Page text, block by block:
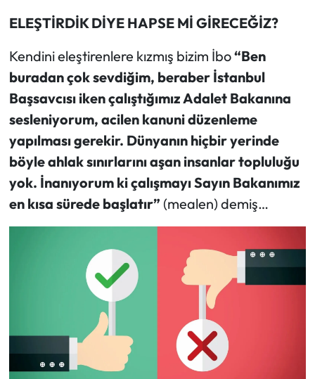
ELEŞTİRDİK DİYE HAPSE Mİ GİRECEĞİZ?
Kendini eleştirenlere kızmış bizim İbo“Ben
buradan çok sevdiğim, beraber İstanbul
Başsavcısı iken çalıştığımız Adalet Bakanına
sesleniyorum, acilen kanuni düzenleme
yapılması gerekir. Dünyanın hiçbir yerinde
böyle ahlak sınırlarını aşan insanlar topluluğu
yok. İnanıyorum ki çalışmayı Sayın Bakanımız
en kısa sürede başlatır” (mealen) demiş…